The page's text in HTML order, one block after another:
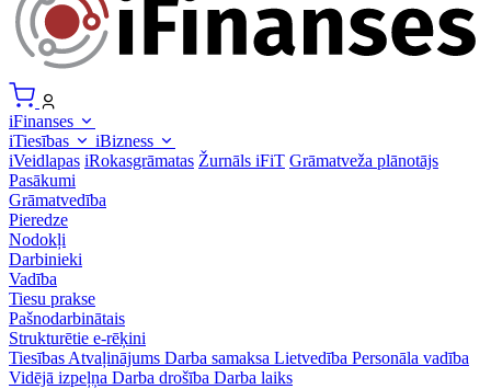
iFinanses
iTiesības
iBizness
iVeidlapas iRokasgrāmatas Žurnāls iFiT Grāmatveža plānotājs
Pasākumi
Grāmatvedība
Pieredze
Nodokļi
Darbinieki
Vadība
Tiesu prakse
Pašnodarbinātais
Strukturētie e-rēķini
Tiesības Atvaļinājums Darba samaksa Lietvedība Personāla vadība
Vidējā izpeļņa Darba drošība Darba laiks